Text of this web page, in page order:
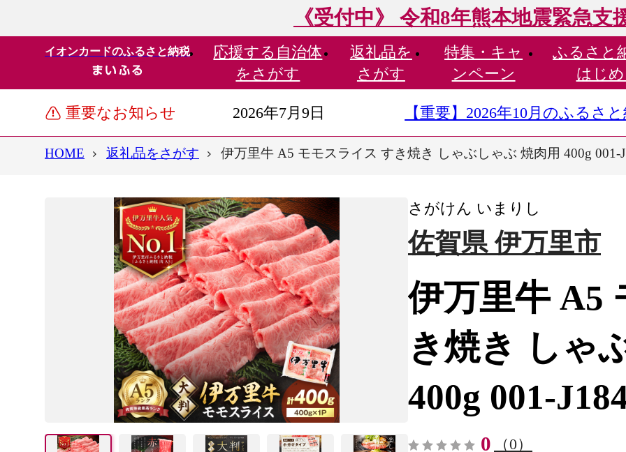
《受付中》 令和8年熊本地震緊急支
イオンカードのふるさと納税 応援する 自治体
をさがす
返礼品を
さがす
特集・ キャ
ンペーン
ふるさと
はじめ
重要なお知らせ 2026年7月9日 【重要】2026年10月のふるさ
HOME 返礼品をさがす 伊万里牛 A5 モモスライス すき焼き しゃぶしゃぶ 焼肉用 400g 001-
さがけん いまりし
佐賀県 伊万里市
伊万里牛 A5
き焼き しゃ
400g 001-
0 （0）